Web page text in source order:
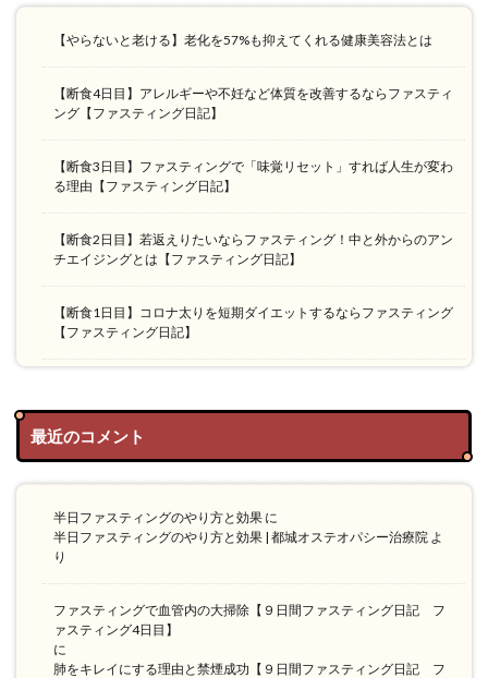
【やらないと老ける】老化を57%も抑えてくれる健康美容法とは
【断食4日目】アレルギーや不妊など体質を改善するならファスティ
ング【ファスティング日記】
【断食3日目】ファスティングで「味覚リセット」すれば人生が変わ
る理由【ファスティング日記】
【断食2日目】若返えりたいならファスティング！中と外からのアン
チエイジングとは【ファスティング日記】
【断食1日目】コロナ太りを短期ダイエットするならファスティング
【ファスティング日記】
最近のコメント
半日ファスティングのやり方と効果 に
半日ファスティングのやり方と効果 | 都城オステオパシー治療院 よ
り
ファスティングで血管内の大掃除【９日間ファスティング日記 フ
ァスティング4日目】
に
肺をキレイにする理由と禁煙成功【９日間ファスティング日記 フ